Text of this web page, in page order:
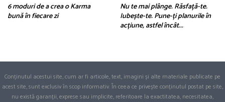
6 moduri de a crea o Karma
bună în fiecare zi
Nu te mai plânge. Răsfață-te.
Iubește-te. Pune-ți planurile în
acțiune, astfel încât...
Conținutul acestui site, cum ar fi articole, text, imagini și alte materiale publicate pe
acest site, sunt exclusiv în scop informativ. În ceea ce privește conținutul postat pe site,
nu există garanții, exprese sau implicite, referitoare la exactitatea, necesitatea,